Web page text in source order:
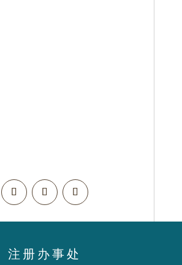
注册办事处